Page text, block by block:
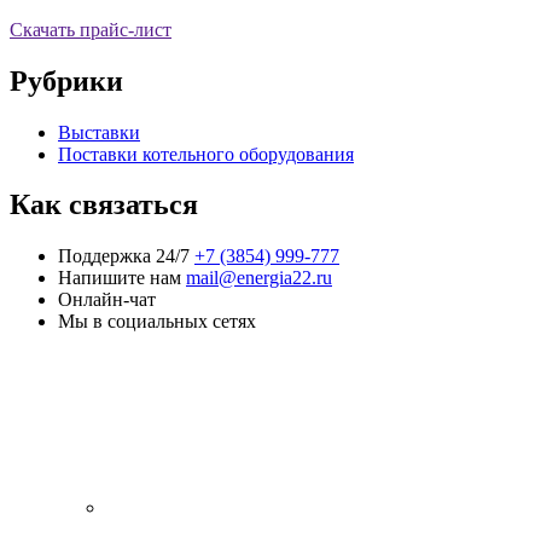
Скачать прайс-лист
Рубрики
Выставки
Поставки котельного оборудования
Как связаться
Поддержка 24/7 +7 (3854) 999-777
Напишите нам mail@energia22.ru
Онлайн-чат
Мы в социальных сетях